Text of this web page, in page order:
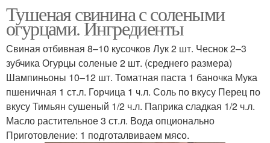
Тушеная свинина с солеными
огурцами. Ингредиенты
Свиная отбивная 8–10 кусочков Лук 2 шт. Чеснок 2–3
зубчика Огурцы соленые 2 шт. (среднего размера)
Шампиньоны 10–12 шт. Томатная паста 1 баночка Мука
пшеничная 1 ст.л. Горчица 1 ч.л. Соль по вкусу Перец по
вкусу Тимьян сушеный 1/2 ч.л. Паприка сладкая 1/2 ч.л.
Масло растительное 3 ст.л. Вода опционально
Приготовление: 1 подготалвиваем мясо.